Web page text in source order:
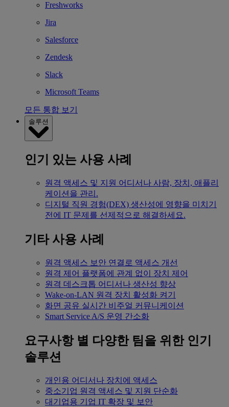
Freshworks
Jira
Salesforce
Zendesk
Slack
Microsoft Teams
모든 통합 보기
솔루션
인기 있는 사용 사례
원격 액세스 및 지원 어디서나 사람, 장치, 애플리
케이션을 관리.
디지털 직원 경험(DEX) 생산성에 영향을 미치기
전에 IT 문제를 선제적으로 해결하세요.
기타 사용 사례
원격 액세스 보안 연결로 액세스 개선
원격 제어 플랫폼에 관계 없이 장치 제어
원격 데스크톱 어디서나 생산성 향상
Wake-on-LAN 원격 장치 활성화 켜기
화면 공유 실시간 비주얼 커뮤니케이션
Smart Service A/S 운영 간소화
요구사항 별 다양한 팀을 위한 인기
솔루션
개인용 어디서나 장치에 액세스
중소기업 원격 액세스 및 지원 단순화
대기업용 기업 IT 확장 및 보안